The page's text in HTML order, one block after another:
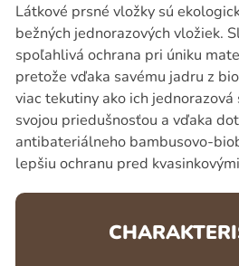
Látkové prsné vložky sú
bežných jednorazových vložiek.
spoľahlivá ochrana pri úniku
pretože vďaka savému jadru z
viac tekutiny ako ich jednorazová
svojou priedušnosťou a vďaka
antibateriálneho bambusovo-
lepšiu ochranu pred